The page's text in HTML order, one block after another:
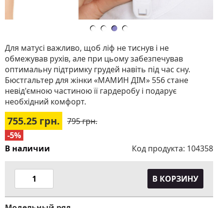
Для матусі важливо, щоб ліф не тиснув і не
обмежував рухів, але при цьому забезпечував
оптимальну підтримку грудей навіть під час сну.
Бюстгальтер для жінки «МАМИН ДІМ» 556 стане
невід'ємною частиною її гардеробу і подарує
необхідний комфорт.
755.25 грн.
-5%
795 грн.
В наличии Код продукта: 104358
В КОРЗИНУ